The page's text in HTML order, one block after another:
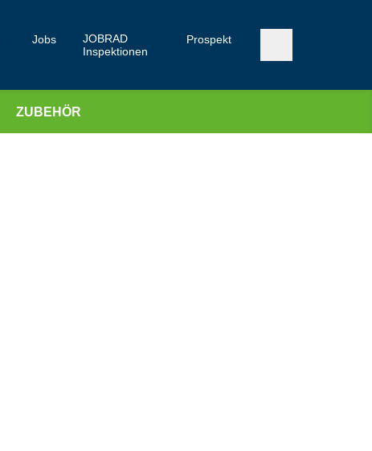
Jobs
JOBRAD
Inspektionen
Prospekt
ZUBEHÖR